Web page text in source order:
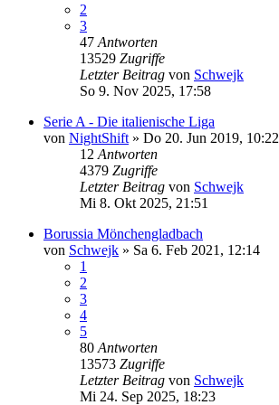
2
3
47 Antworten
13529 Zugriffe
Letzter Beitrag von Schwejk
So 9. Nov 2025, 17:58
Serie A - Die italienische Liga
von NightShift » Do 20. Jun 2019, 10:22
12 Antworten
4379 Zugriffe
Letzter Beitrag von Schwejk
Mi 8. Okt 2025, 21:51
Borussia Mönchengladbach
von Schwejk » Sa 6. Feb 2021, 12:14
1
2
3
4
5
80 Antworten
13573 Zugriffe
Letzter Beitrag von Schwejk
Mi 24. Sep 2025, 18:23